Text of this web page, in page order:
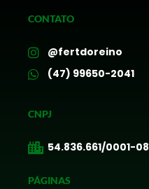
CONTATO
@fertdoreino
(47) 99650-2041
CNPJ
54.836.661/0001-08
PÁGINAS